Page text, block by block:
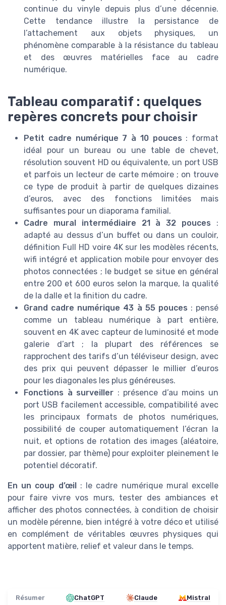
continue du vinyle depuis plus d’une décennie.
Cette tendance illustre la persistance de
l’attachement aux objets physiques, un
phénomène comparable à la résistance du tableau
et des œuvres matérielles face au cadre
numérique.
Tableau comparatif : quelques
repères concrets pour choisir
Petit cadre numérique 7 à 10 pouces : format
idéal pour un bureau ou une table de chevet,
résolution souvent HD ou équivalente, un port USB
et parfois un lecteur de carte mémoire ; on trouve
ce type de produit à partir de quelques dizaines
d’euros, avec des fonctions limitées mais
suffisantes pour un diaporama familial.
Cadre mural intermédiaire 21 à 32 pouces :
adapté au dessus d’un buffet ou dans un couloir,
définition Full HD voire 4K sur les modèles récents,
wifi intégré et application mobile pour envoyer des
photos connectées ; le budget se situe en général
entre 200 et 600 euros selon la marque, la qualité
de la dalle et la finition du cadre.
Grand cadre numérique 43 à 55 pouces : pensé
comme un tableau numérique à part entière,
souvent en 4K avec capteur de luminosité et mode
galerie d’art ; la plupart des références se
rapprochent des tarifs d’un téléviseur design, avec
des prix qui peuvent dépasser le millier d’euros
pour les diagonales les plus généreuses.
Fonctions à surveiller : présence d’au moins un
port USB facilement accessible, compatibilité avec
les principaux formats de photos numériques,
possibilité de couper automatiquement l’écran la
nuit, et options de rotation des images (aléatoire,
par dossier, par thème) pour exploiter pleinement le
potentiel décoratif.
En un coup d’œil: le cadre numérique mural excelle
pour faire vivre vos murs, tester des ambiances et
afficher des photos connectées, à condition de choisir
un modèle pérenne, bien intégré à votre déco et utilisé
en complément de véritables œuvres physiques qui
apportent matière, relief et valeur dans le temps.
Résumer ChatGPT Claude Mistral